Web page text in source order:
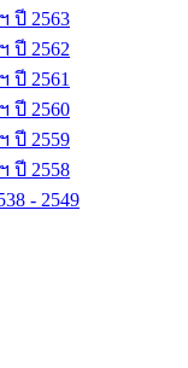
ปี 2563
ปี 2562
ปี 2561
ปี 2560
ปี 2559
ปี 2558
- 2549